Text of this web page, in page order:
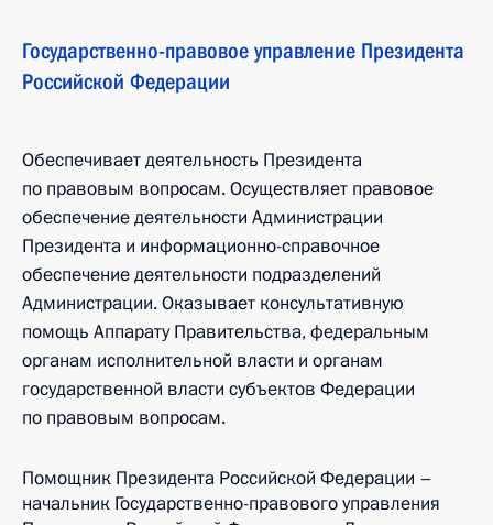
Государственно-правовое управление Президента
Российской Федерации
Обеспечивает деятельность Президента
по правовым вопросам. Осуществляет правовое
обеспечение деятельности Администрации
Президента и информационно-справочное
обеспечение деятельности подразделений
Администрации. Оказывает консультативную
помощь Аппарату Правительства, федеральным
органам исполнительной власти и органам
государственной власти субъектов Федерации
по правовым вопросам.
Помощник Президента Российской Федерации –
начальник Государственно-правового управления